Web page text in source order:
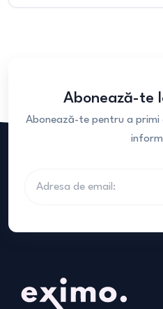
Abonează-te
Abonează-te pentru a primi